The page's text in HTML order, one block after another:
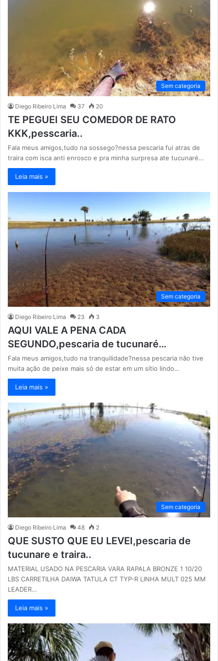
Sem categoria
Diego Ribeiro Lima 37 20
TE PEGUEI SEU COMEDOR DE RATO
KKK,pesscaria..
Fala meus amigos,tudo na sossego?nessa pescaria fui atras de
traira com isca anti enrosco e pra minha surpresa ate tucunaré…
Leia mais »
Sem categoria
Diego Ribeiro Lima 23 3
AQUI VALE A PENA CADA
SEGUNDO,pescaria de tucunaré…
Fala meus amigos,tudo na tranquilidade?nessa pescaria não tive
muita ação de peixe mais só de estar em um sítio lindo…
Leia mais »
Sem categoria
Diego Ribeiro Lima 48 2
QUE SUSTO QUE EU LEVEI,pescaria de
tucunare e traira..
MATERIAL USADO NA PESCARIA VARA RAPALA BRONZE 1 10/20
LBS CARRETILHA DAIWA TATULA CT TYP-R LINHA MULT 025 MM
LEADER…
Leia mais »